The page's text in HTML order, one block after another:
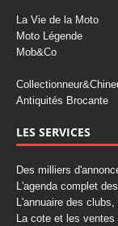
La Vie de la Moto
Moto Légende
Mob&Co
Antiquités Brocante
LES SERVICES
Des milliers
L'agenda complet
L'annuaire des
La cote et les ventes